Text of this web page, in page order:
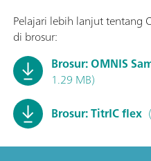
Pelajari lebih lanjut tentang
di brosur:
Brosur: OMNIS
1.29 MB)
Brosur: TitrIC flex